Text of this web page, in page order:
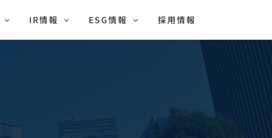
IR情報 ESG情報 採用情報